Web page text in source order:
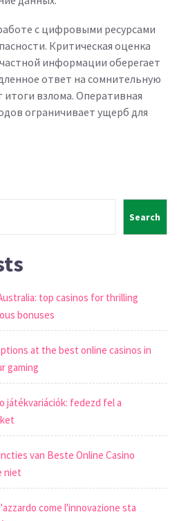
с цифровыми ресурсами
Критическая оценка
информации оберегает
ответ на сомнительную
взлома. Оперативная
ограничивает ущерб для
Search
top casinos for thrilling
bonuses
at the best online casinos in
gaming
játékvariációk: fedezd fel a
van Beste Online Casino
niet
come l'innovazione sta